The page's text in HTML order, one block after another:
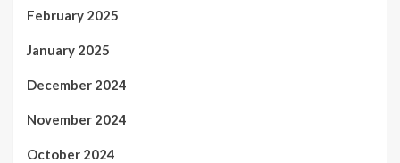
February 2025
January 2025
December 2024
November 2024
October 2024